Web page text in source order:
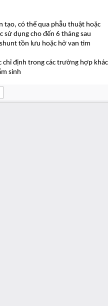
tạo, có thể qua phẫu thuật hoặc
sử dụng cho đến 6 tháng sau
tồn lưu hoặc hở van tim
định trong các trường hợp khác
sinh